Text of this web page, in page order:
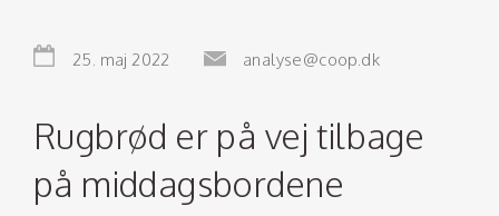
25. maj 2022 analyse@coop.dk
Rugbrød er på vej tilbage
på middagsbordene